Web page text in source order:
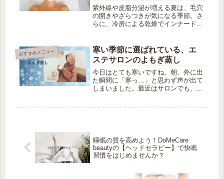
紫外線や皮脂分泌が増える夏は、毛穴
の開きやざらつきが気になる季節。さ
らに、冷房による乾燥でインナードラ
リが悪いと、気分も下がる…」そんな
お悩みに寄り添うのが、当サロンのク
レ...
おすすめメニュー
寒い季節に選ばれている、エ
ステサロンのよもぎ蒸し
今日はとても寒いですね。朝、外に出
た瞬間に「寒っ…」と思わず声が出て
しまいました。最近はサロンでも、
睡眠の質を高めよう！DoMeCare
beautyの【ヘッドセラピー】で快眠
習慣をはじめませんか？